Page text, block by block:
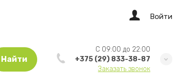
Войти
Найти
C 09:00 до 22:00
+375 (29) 833-38-87
Заказать звонок